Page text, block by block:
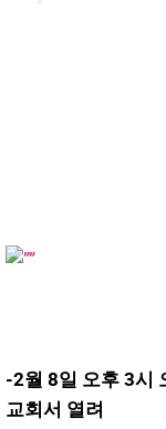
-2월 8일 오후 3시
교회서 열려